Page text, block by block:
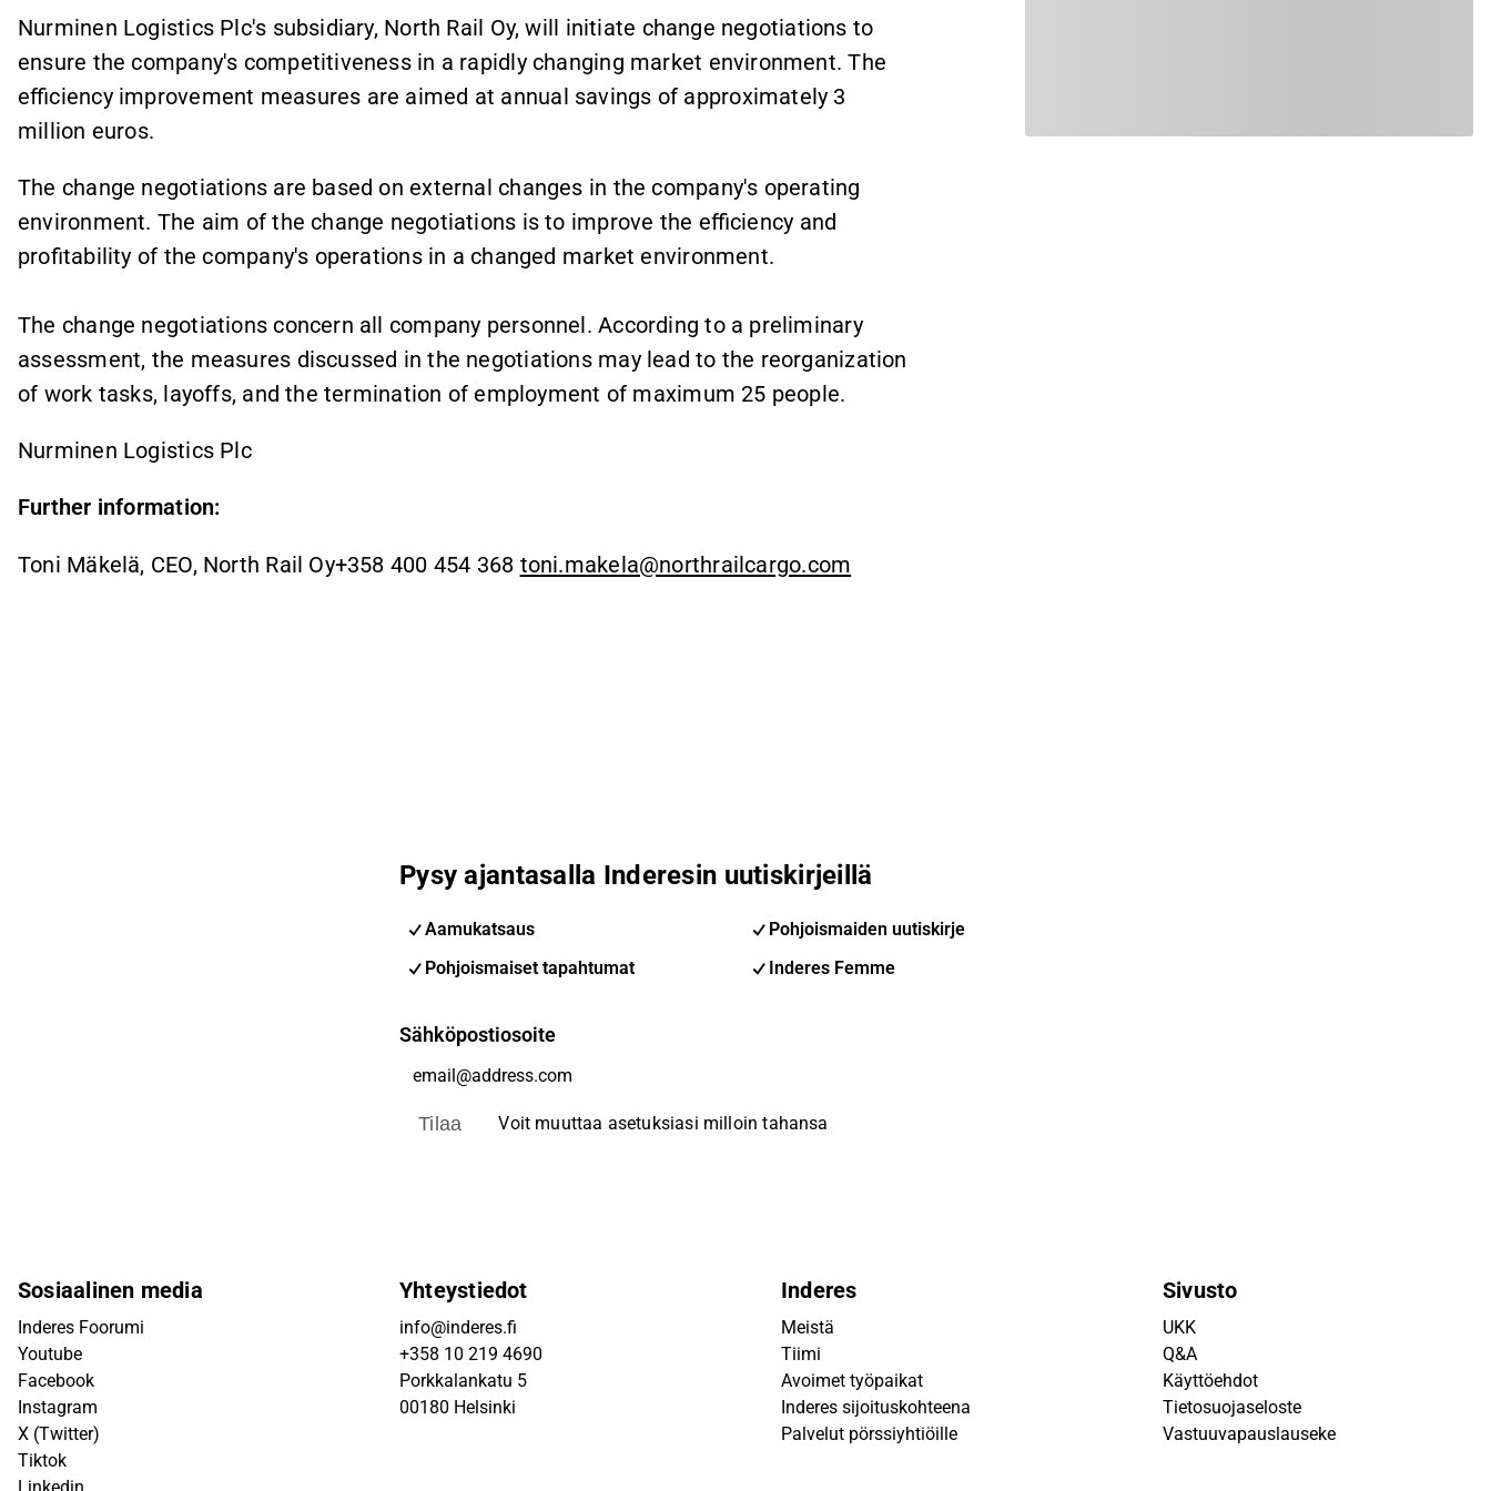
Nurminen Logistics Plc's subsidiary, North Rail Oy, will initiate change negotiations to
ensure the company's competitiveness in a rapidly changing market environment. The
efficiency improvement measures are aimed at annual savings of approximately 3
million euros.
The change negotiations are based on external changes in the company's operating
environment. The aim of the change negotiations is to improve the efficiency and
profitability of the company's operations in a changed market environment.
The change negotiations concern all company personnel. According to a preliminary
assessment, the measures discussed in the negotiations may lead to the reorganization
of work tasks, layoffs, and the termination of employment of maximum 25 people.
Nurminen Logistics Plc
Further information:
Toni Mäkelä, CEO, North Rail Oy+358 400 454 368 toni.makela@northrailcargo.com
Pysy ajantasalla Inderesin uutiskirjeillä
Aamukatsaus
Pohjoismaiden uutiskirje
Pohjoismaiset tapahtumat
Inderes Femme
Sähköpostiosoite
Tilaa Voit muuttaa asetuksiasi milloin tahansa
Sosiaalinen media
Inderes Foorumi
Youtube
Facebook
Instagram
X (Twitter)
Tiktok
Yhteystiedot
info@inderes.fi
+358 10 219 4690
Porkkalankatu 5
00180 Helsinki
Inderes
Meistä
Tiimi
Avoimet työpaikat
Inderes sijoituskohteena
Palvelut pörssiyhtiöille
Sivusto
UKK
Q&A
Käyttöehdot
Tietosuojaseloste
Vastuuvapauslauseke